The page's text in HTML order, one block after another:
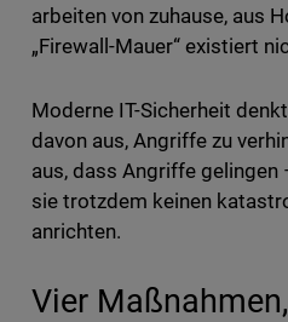
arbeiten von zuhause, aus
„Firewall-Mauer“ existiert
Moderne IT-Sicherheit
davon aus, Angriffe zu
aus, dass Angriffe
sie trotzdem keinen
anrichten.
Vier